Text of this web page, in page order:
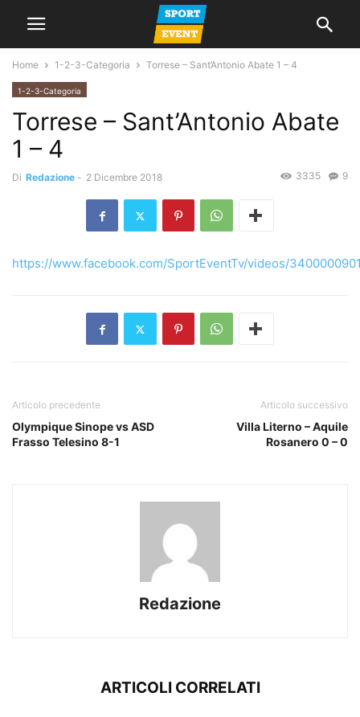
Home 1-2-3-Categoria Torrese – Sant’Antonio Abate 1 – 4
1-2-3-Categoria
Torrese – Sant’Antonio Abate
1 – 4
Di Redazione - 2 Dicembre 2018 9
3335
https://www.facebook.com/SportEventTv/videos/
Articolo precedente
Olympique Sinope vs ASD
Frasso Telesino 8-1
Articolo successivo
Villa Literno – Aquile
Rosanero 0 – 0
Redazione
ARTICOLI CORRELATI